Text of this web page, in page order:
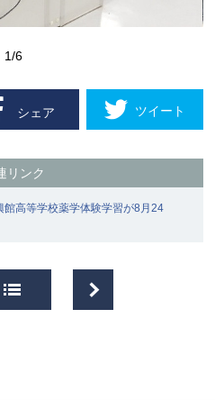
1/6
シェア ツイート
リンク
館高等学校薬学体験学習が8月24